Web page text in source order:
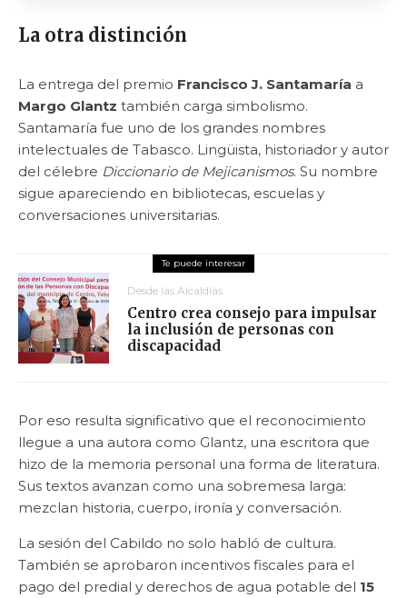
La otra distinción
La entrega del premio Francisco J. Santamaría a
Margo Glantz también carga simbolismo.
Santamaría fue uno de los grandes nombres
intelectuales de Tabasco. Lingüista, historiador y autor
del célebre Diccionario de Mejicanismos. Su nombre
sigue apareciendo en bibliotecas, escuelas y
conversaciones universitarias.
Desde las Alcaldías
Centro crea consejo para impulsar
la inclusión de personas con
discapacidad
Por eso resulta significativo que el reconocimiento
llegue a una autora como Glantz, una escritora que
hizo de la memoria personal una forma de literatura.
Sus textos avanzan como una sobremesa larga:
mezclan historia, cuerpo, ironía y conversación.
La sesión del Cabildo no solo habló de cultura.
También se aprobaron incentivos fiscales para el
pago del predial y derechos de agua potable del 15